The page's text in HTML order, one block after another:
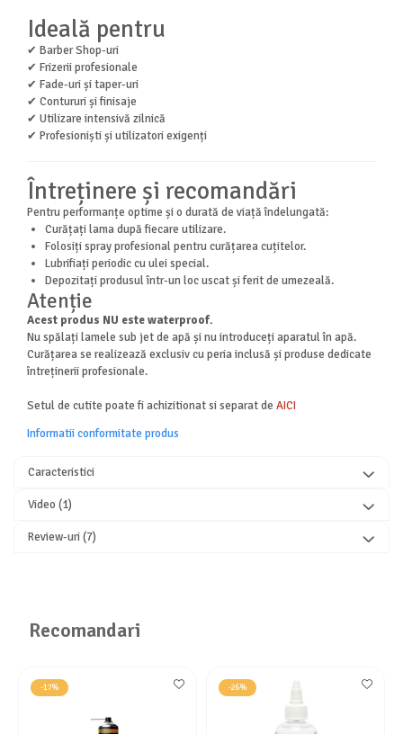
Ideală pentru
✔ Barber Shop-uri
✔ Frizerii profesionale
✔ Fade-uri și taper-uri
✔ Contururi și finisaje
✔ Utilizare intensivă zilnică
✔ Profesioniști și utilizatori exigenți
Întreținere și recomandări
Pentru performanțe optime și o durată de viață îndelungată:
Curățați lama după fiecare utilizare.
Folosiți spray profesional pentru curățarea cuțitelor.
Lubrifiați periodic cu ulei special.
Depozitați produsul într-un loc uscat și ferit de umezeală.
Atenție
Acest produs NU este waterproof.
Nu spălați lamele sub jet de apă și nu introduceți aparatul în apă.
Curățarea se realizează exclusiv cu peria inclusă și produse dedicate
întreținerii profesionale.
Setul de cutite poate fi achizitionat si separat de AICI
Informatii conformitate produs
Caracteristici
Video (1)
Review-uri(7)
Recomandari
-17% -26%